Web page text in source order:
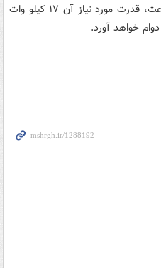
مستقیم با سرعت ۲۰ کیلومتر در ساعت، قدرت مورد نیاز آن ۱۷ کیلو وات